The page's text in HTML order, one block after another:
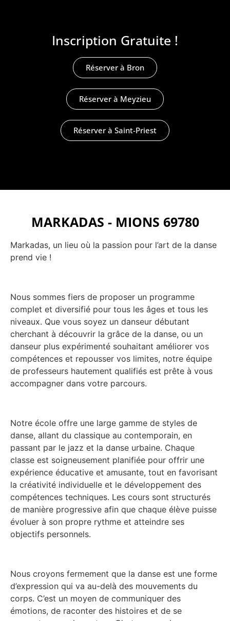
Inscription Gratuite !
Réserver à Bron
Réserver à Meyzieu
Réserver à Saint-Priest
MARKADAS - MIONS 69780
Markadas, un lieu où la passion pour l’art de la danse
prend vie !
Nous sommes fiers de proposer un programme
complet et diversifié pour tous les âges et tous les
niveaux. Que vous soyez un danseur débutant
cherchant à découvrir la grâce de la danse, ou un
danseur plus expérimenté souhaitant améliorer vos
compétences et repousser vos limites, notre équipe
de professeurs hautement qualifiés est prête à vous
accompagner dans votre parcours.
Notre école offre une large gamme de styles de
danse, allant du classique au contemporain, en
passant par le jazz et la danse urbaine. Chaque
classe est soigneusement planifiée pour offrir une
expérience éducative et amusante, tout en favorisant
la créativité individuelle et le développement des
compétences techniques. Les cours sont structurés
de manière progressive afin que chaque élève puisse
évoluer à son propre rythme et atteindre ses
objectifs personnels.
Nous croyons fermement que la danse est une forme
d’expression qui va au-delà des mouvements du
corps. C’est un moyen de communiquer des
émotions, de raconter des histoires et de se